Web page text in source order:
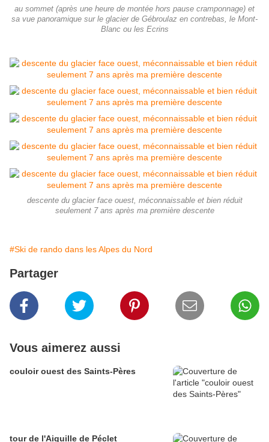
au sommet (après une heure de montée hors pause cramponnage) et
sa vue panoramique sur le glacier de Gébroulaz en contrebas, le Mont-
Blanc ou les Ecrins
descente du glacier face ouest, méconnaissable et bien réduit
seulement 7 ans après ma première descente
#Ski de rando dans les Alpes du Nord
Partager
Vous aimerez aussi
couloir ouest des Saints-Pères
tour de l'Aiguille de Péclet